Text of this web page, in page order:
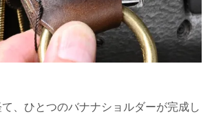
、ひとつのバナナショルダーが完成し